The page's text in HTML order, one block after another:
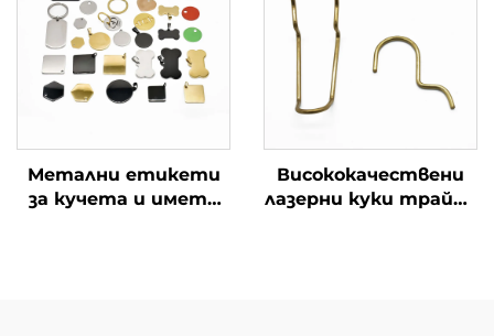
Метални етикети
за кучета и имета
Висококачествени
лазерни куки трайно